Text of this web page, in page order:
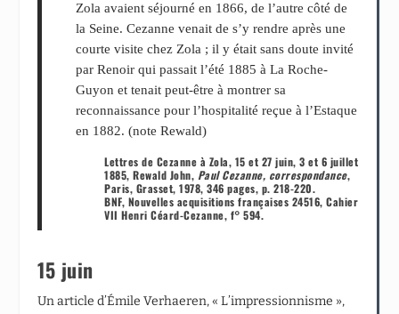
Zola avaient séjourné en 1866, de l’autre côté de
la Seine. Cezanne venait de s’y rendre après une
courte visite chez Zola ; il y était sans doute invité
par Renoir qui passait l’été 1885 à La Roche-
Guyon et tenait peut-être à montrer sa
reconnaissance pour l’hospitalité reçue à l’Estaque
en 1882. (note Rewald)
Lettres de Cezanne à Zola, 15 et 27 juin, 3 et 6 juillet
1885, Rewald John, Paul Cezanne, correspondance,
Paris, Grasset, 1978, 346 pages, p. 218-220.
BNF, Nouvelles acquisitions françaises 24516, Cahier
VII Henri Céard-Cezanne, f° 594.
15 juin
Un article d’Émile Verhaeren, « L’impressionnisme »,